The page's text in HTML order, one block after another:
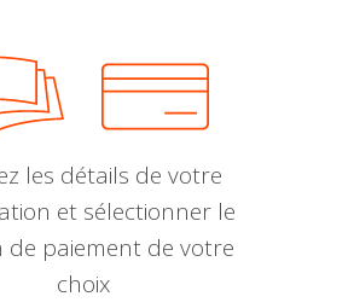
les détails de votre
et sélectionner le
de paiement de votre
choix